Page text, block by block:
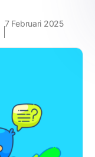
7 Februari 2025